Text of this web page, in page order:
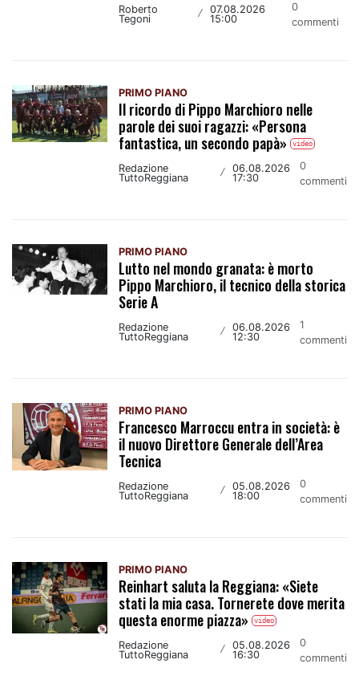
Roberto
Tegoni
/ 07.08.2026
15:00
0
commenti
PRIMO PIANO
Il ricordo di Pippo Marchioro nelle
parole dei suoi ragazzi: «Persona
fantastica, un secondo papà» video
Redazione
TuttoReggiana
/
06.08.2026
17:30
0
commenti
PRIMO PIANO
Lutto nel mondo granata: è morto
Pippo Marchioro, il tecnico della storica
Serie A
Redazione
TuttoReggiana
/ 06.08.2026
12:30
1
commenti
PRIMO PIANO
Francesco Marroccu entra in società: è
il nuovo Direttore Generale dell’Area
Tecnica
Redazione
TuttoReggiana
/ 05.08.2026
18:00
0
commenti
PRIMO PIANO
Reinhart saluta la Reggiana: «Siete
stati la mia casa. Tornerete dove merita
questa enorme piazza» video
Redazione
TuttoReggiana
/ 05.08.2026
16:30
0
commenti